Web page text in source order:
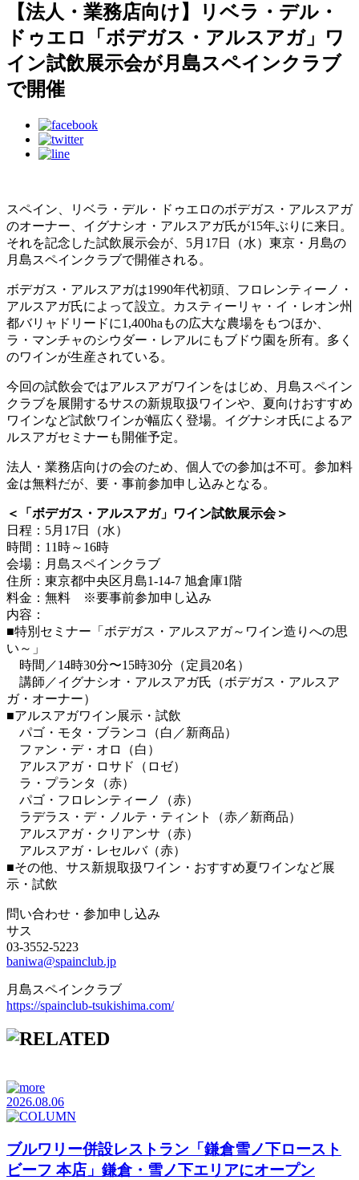
【法人・業務店向け】リベラ・デル・
ドゥエロ「ボデガス・アルスアガ」ワ
イン試飲展示会が月島スペインクラブ
で開催
スペイン、リベラ・デル・ドゥエロのボデガス・アルスアガ
のオーナー、イグナシオ・アルスアガ氏が15年ぶりに来日。
それを記念した試飲展示会が、5月17日（水）東京・月島の
月島スペインクラブで開催される。
ボデガス・アルスアガは1990年代初頭、フロレンティーノ・
アルスアガ氏によって設立。カスティーリャ・イ・レオン州
都バリャドリードに1,400haもの広大な農場をもつほか、
ラ・マンチャのシウダー・レアルにもブドウ園を所有。多く
のワインが生産されている。
今回の試飲会ではアルスアガワインをはじめ、月島スペイン
クラブを展開するサスの新規取扱ワインや、夏向けおすすめ
ワインなど試飲ワインが幅広く登場。イグナシオ氏によるア
ルスアガセミナーも開催予定。
法人・業務店向けの会のため、個人での参加は不可。参加料
金は無料だが、要・事前参加申し込みとなる。
＜「ボデガス・アルスアガ」ワイン試飲展示会＞
日程：5月17日（水）
時間：11時～16時
会場：月島スペインクラブ
住所：東京都中央区月島1-14-7 旭倉庫1階
料金：無料 ※要事前参加申し込み
内容：
■特別セミナー「ボデガス・アルスアガ～ワイン造りへの思
い～」
時間／14時30分〜15時30分（定員20名）
講師／イグナシオ・アルスアガ氏（ボデガス・アルスア
ガ・オーナー）
■アルスアガワイン展示・試飲
パゴ・モタ・ブランコ（白／新商品）
ファン・デ・オロ（白）
アルスアガ・ロサド（ロゼ）
ラ・プランタ（赤）
パゴ・フロレンティーノ（赤）
ラデラス・デ・ノルテ・ティント（赤／新商品）
アルスアガ・クリアンサ（赤）
アルスアガ・レセルバ（赤）
■その他、サス新規取扱ワイン・おすすめ夏ワインなど展
示・試飲
問い合わせ・参加申し込み
サス
03-3552-5223
baniwa@spainclub.jp
月島スペインクラブ
https://spainclub-tsukishima.com/
2026.08.06
ブルワリー併設レストラン「鎌倉雪ノ下ロースト
ビーフ 本店」鎌倉・雪ノ下エリアにオープン